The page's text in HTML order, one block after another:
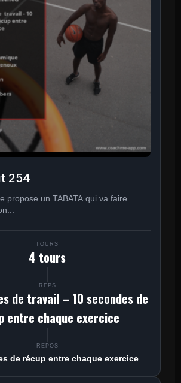
254
propose un TABATA qui va faire
TOURS
4 tours
REPS
de travail – 10 secondes de
entre chaque exercice
REPOS
de récup entre chaque exercice